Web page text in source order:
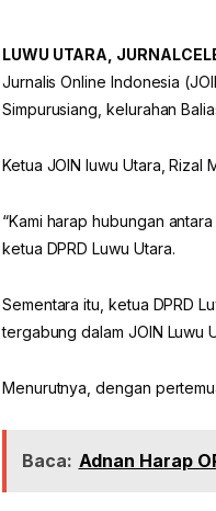
LUWU UTARA,
Jurnalis Online Indonesia
Simpurusiang, kelurahan
Ketua JOIN luwu Utara, Rizal
“Kami harap hubungan
ketua DPRD Luwu Utara.
Sementara itu, ketua DPRD
tergabung dalam JOIN Luwu
Menurutnya, dengan
Baca: Adnan Harap